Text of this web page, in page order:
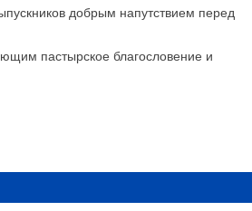
добрым напутствием перед
пастырское благословение и